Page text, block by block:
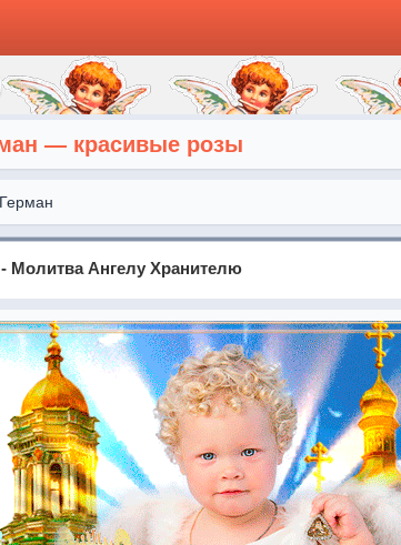
— красивые розы
Герман
Молитва Ангелу Хранителю